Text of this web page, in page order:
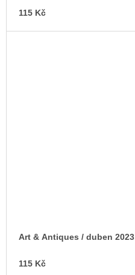
115 Kč
Art & Antiques / duben 2023
115 Kč